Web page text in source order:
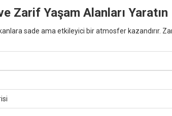
Zarif Yaşam Alanları Yaratın
sade ama etkileyici bir atmosfer kazandırır.